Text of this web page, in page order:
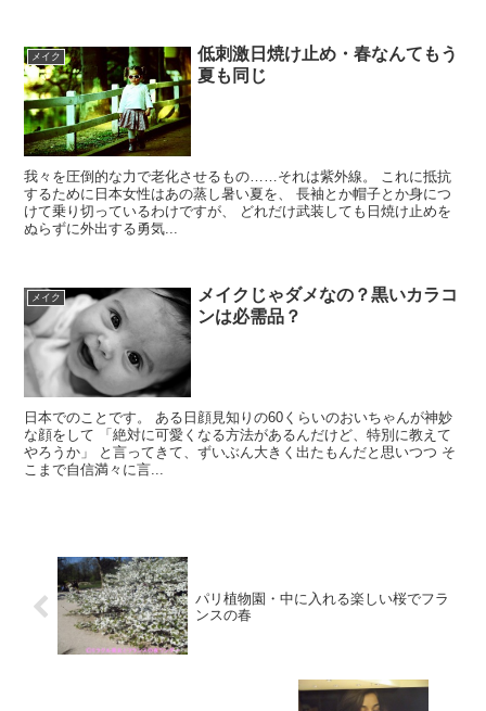
メイク
低刺激日焼け止め・春なんてもう
夏も同じ
我々を圧倒的な力で老化させるもの……それは紫外線。 これに抵抗
するために日本女性はあの蒸し暑い夏を、 長袖とか帽子とか身につ
けて乗り切っているわけですが、 どれだけ武装しても日焼け止めを
ぬらずに外出する勇気...
メイク
メイクじゃダメなの？黒いカラコ
ンは必需品？
日本でのことです。 ある日顔見知りの60くらいのおいちゃんが神妙
な顔をして 「絶対に可愛くなる方法があるんだけど、特別に教えて
やろうか」 と言ってきて、ずいぶん大きく出たもんだと思いつつ そ
こまで自信満々に言...
パリ植物園・中に入れる楽しい桜でフラ
ンスの春